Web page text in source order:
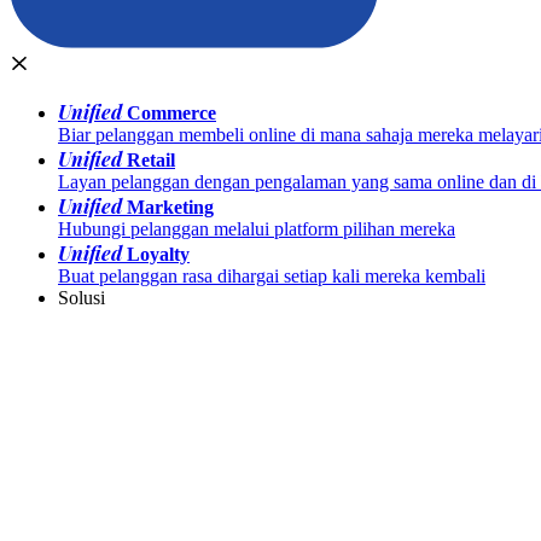
UnifiedCommerce
Biar pelanggan membeli online di mana sahaja mereka melayari
UnifiedRetail
Layan pelanggan dengan pengalaman yang sama online dan
UnifiedMarketing
Hubungi pelanggan melalui platform pilihan mereka
UnifiedLoyalty
Buat pelanggan rasa dihargai setiap kali mereka kembali
Solusi